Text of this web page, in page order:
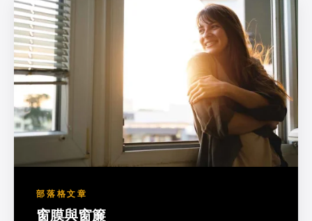
部落格文章
窗膜與窗簾